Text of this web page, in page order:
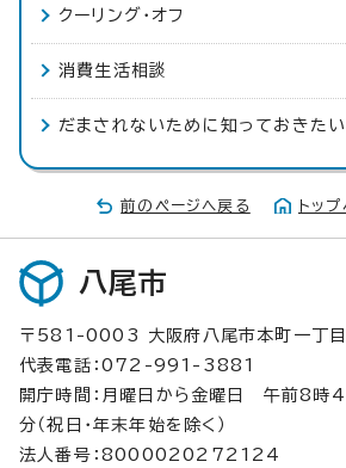
クーリング・オフ
消費生活相談
だまされないために知っておきた
前のページへ戻る トッ
八尾市
〒581-0003 大阪府八尾市本町一丁
代表電話：072-991-3881
開庁時間：月曜日から金曜日 午前8時
分（祝日・年末年始を除く）
法人番号：8000020272124